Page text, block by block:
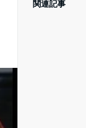
関連記事